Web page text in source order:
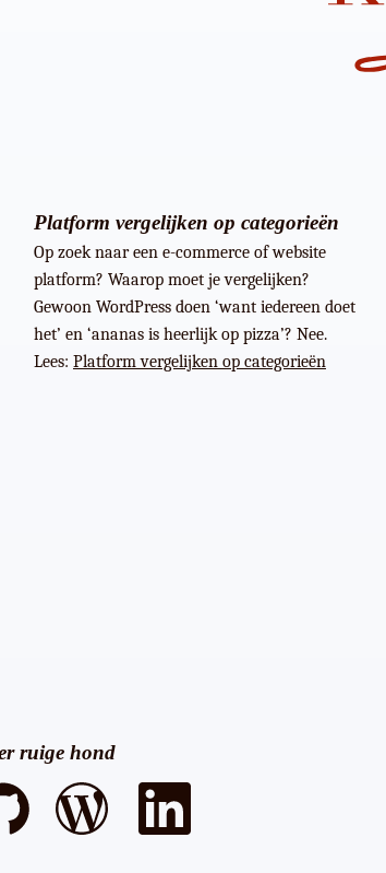
Platform vergelijken op categorieën
Op zoek naar een e-commerce of website
platform? Waarop moet je vergelijken?
Gewoon WordPress doen ‘want iedereen doet
het’ en ‘ananas is heerlijk op pizza’? Nee.
Lees: Platform vergelijken op categorieën
ruige hond